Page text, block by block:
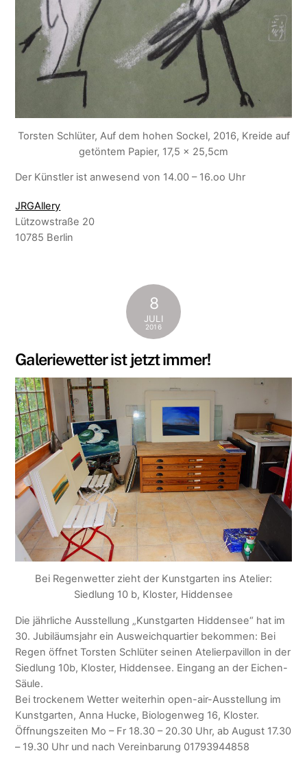
Torsten Schlüter, Auf dem hohen Sockel, 2016, Kreide auf
getöntem Papier, 17,5 x 25,5cm
Der Künstler ist anwesend von 14.00 – 16.oo Uhr
JRGAllery
Lützowstraße 20
10785 Berlin
8
JULI
2016
Galeriewetter ist jetzt immer!
Bei Regenwetter zieht der Kunstgarten ins Atelier:
Siedlung 10 b, Kloster, Hiddensee
Die jährliche Ausstellung „Kunstgarten Hiddensee“ hat im
30. Jubiläumsjahr ein Ausweichquartier bekommen: Bei
Regen öffnet Torsten Schlüter seinen Atelierpavillon in der
Siedlung 10b, Kloster, Hiddensee. Eingang an der Eichen-
Säule.
Bei trockenem Wetter weiterhin open-air-Ausstellung im
Kunstgarten, Anna Hucke, Biologenweg 16, Kloster.
Öffnungszeiten Mo – Fr 18.30 – 20.30 Uhr, ab August 17.30
– 19.30 Uhr und nach Vereinbarung 01793944858